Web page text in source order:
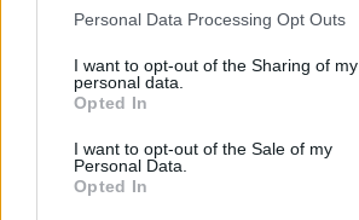
Personal Data Processing Opt Outs
I want to opt-out of the Sharing of my
personal data.
Opted In
I want to opt-out of the Sale of my
Personal Data.
Opted In